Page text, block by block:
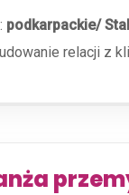
podkarpackie/
relacji